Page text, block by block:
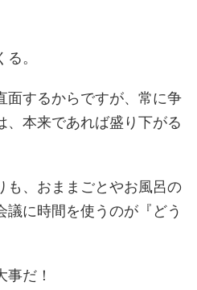
。
面するからですが、常に争
、本来であれば盛り下がる
も、おままごとやお風呂の
議に時間を使うのが『どう
だ！